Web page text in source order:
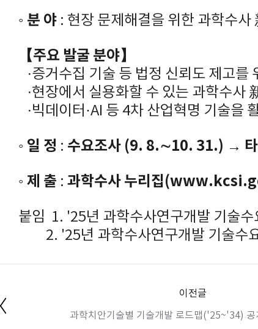
◦ 분 야 : 현장 문제해결을 위한 과학수사
【주요 발굴 분야】
∙증거수집 기술 등 법정 신뢰도 제고를
∙현장에서 실용화할 수 있는 과학수사
∙빅데이터·AI 등 4차 산업혁명 기술을
◦ 일 정 : 수요조사 (9. 8.∼10. 31.) →
◦ 제 출 : 과학수사 누리집
붙임 1. '25년 과학수사연구개발 기술수
2. '25년 과학수사연구개발 기술수
이전글
과학치안기술별 기술개발 로드맵('25~'34) 공